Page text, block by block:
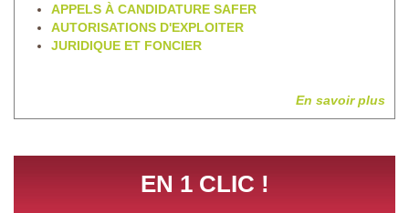
APPELS À CANDIDATURE SAFER
AUTORISATIONS D'EXPLOITER
JURIDIQUE ET FONCIER
En savoir plus
EN 1 CLIC !